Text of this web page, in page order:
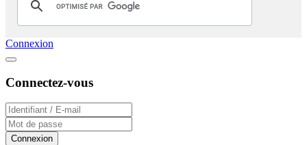
Connexion
Connectez-vous
Connexion